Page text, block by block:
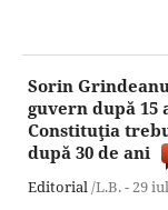
Sorin
guvern după 15
Constituţia
după 30 de ani
Editorial/L.B. -29